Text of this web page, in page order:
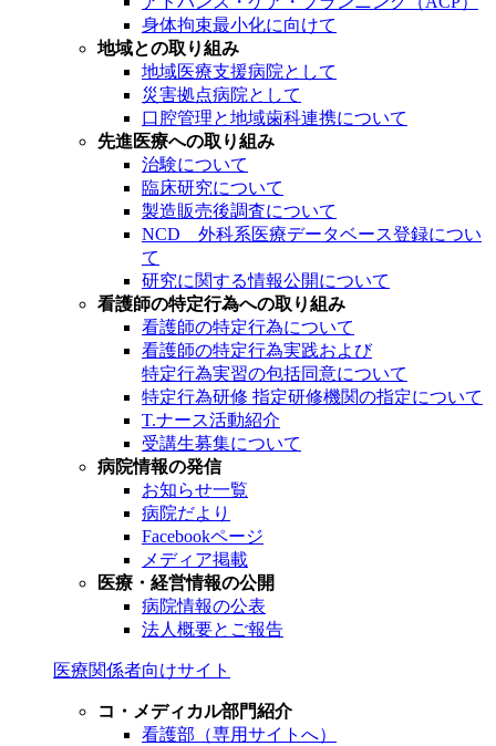
身体拘束最小化に向けて
地域との取り組み
地域医療支援病院として
災害拠点病院として
口腔管理と地域歯科連携について
先進医療への取り組み
治験について
臨床研究について
製造販売後調査について
NCD 外科系医療データベース登録につい
て
研究に関する情報公開について
看護師の特定行為への取り組み
看護師の特定行為について
看護師の特定行為実践および
特定行為実習の包括同意について
特定行為研修 指定研修機関の指定について
T.ナース活動紹介
受講生募集について
病院情報の発信
お知らせ一覧
病院だより
Facebookページ
メディア掲載
医療・経営情報の公開
病院情報の公表
法人概要とご報告
医療関係者向けサイト
コ・メディカル部門紹介
看護部（専用サイトへ）